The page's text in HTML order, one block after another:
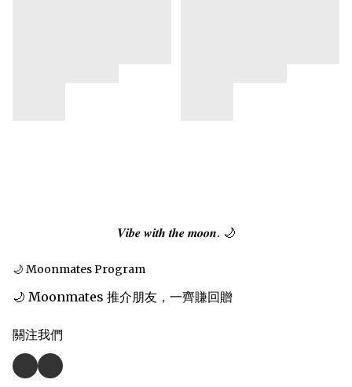
𝑽𝒊𝒃𝒆 𝒘𝒊𝒕𝒉 𝒕𝒉𝒆 𝒎𝒐𝒐𝒏. 🌙
🌙 Moonmates Program
🌙 Moonmates 推介朋友，一齊賺回贈
關注我們